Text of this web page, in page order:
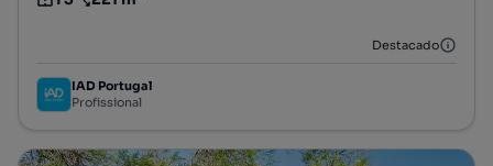
Tipologia
Preço por metro quadrado
Destacado
IAD Portugal
Profissional